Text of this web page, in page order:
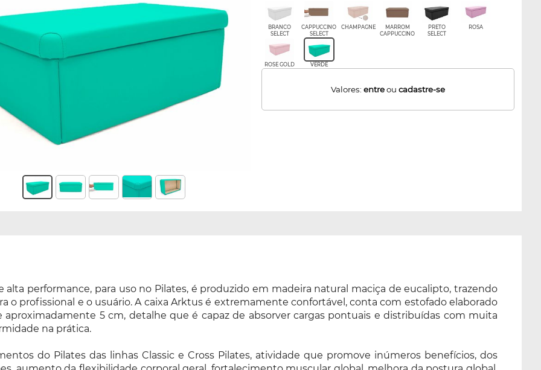
BRANCO
SELECT
CAPPUCCINO
SELECT
CHAMPAGNE
MARROM
CAPPUCCINO
PRETO
SELECT
ROSA
ROSE GOLD VERDE
Valores:entreoucadastre-se
performance, para uso no Pilates, é produzido em madeira natural maciça de eucalipto, trazendo
o profissional e o usuário. A caixa Arktus é extremamente confortável, conta com estofado elaborado
aproximadamente 5 cm, detalhe que é capaz de absorver cargas pontuais e distribuídas com muita
na prática.
do Pilates das linhas Classic e Cross Pilates, atividade que promove inúmeros benefícios, dos